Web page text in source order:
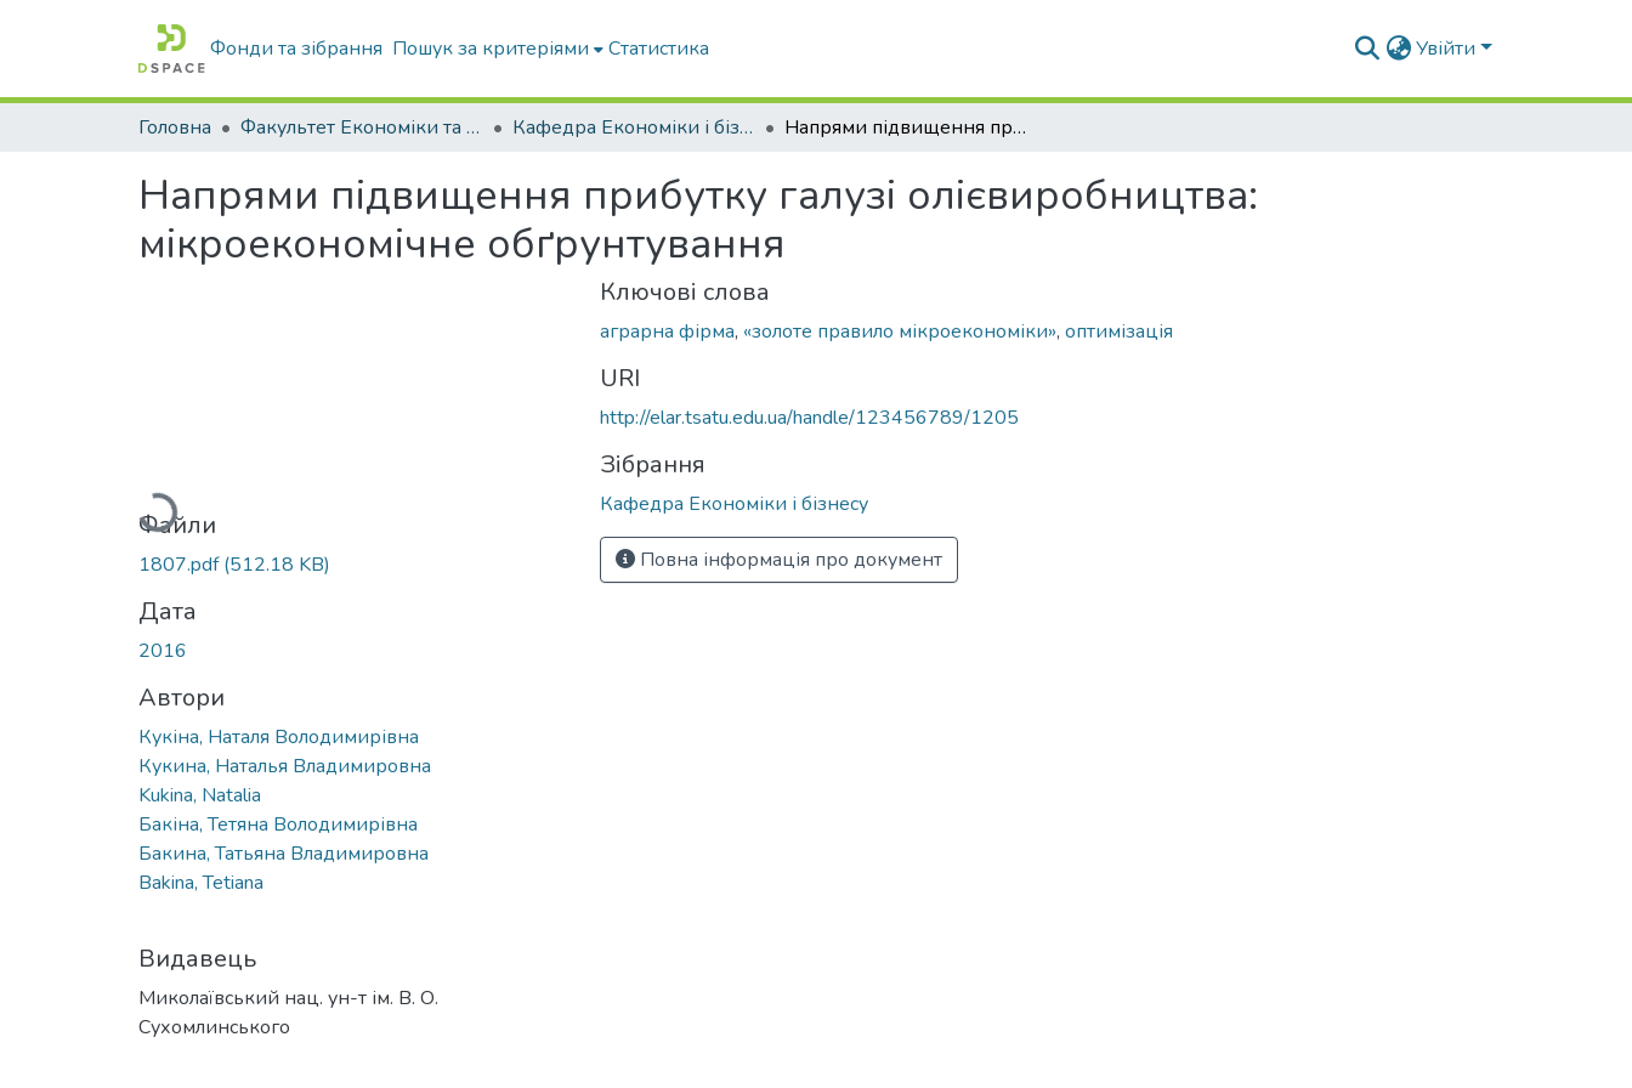
Фонди та зібрання Пошук за критеріями Статистика Увійти
Головна Факультет Економіки та бізнесу Кафедра Економіки і бізнесу Напрями підвищення прибутку галузі олієвиробництва: мікроекономічне обґрунтування
Напрями підвищення прибутку галузі олієвиробництва:
мікроекономічне обґрунтування
Вантажиться...
Файли
1807.pdf(512.18 KB)
Дата
2016
Автори
Кукіна, Наталя Володимирівна
Кукина, Наталья Владимировна
Kukina, Natalia
Бакіна, Тетяна Володимирівна
Бакина, Татьяна Владимировна
Bakina, Tetiana
Видавець
Миколаївський нац. ун-т ім. В. О.
Сухомлинського
Ключові слова
аграрна фірма, «золоте правило мікроекономіки», оптимізація
URI
http://elar.tsatu.edu.ua/handle/123456789/1205
Зібрання
Кафедра Економіки і бізнесу
Повна інформація про документ